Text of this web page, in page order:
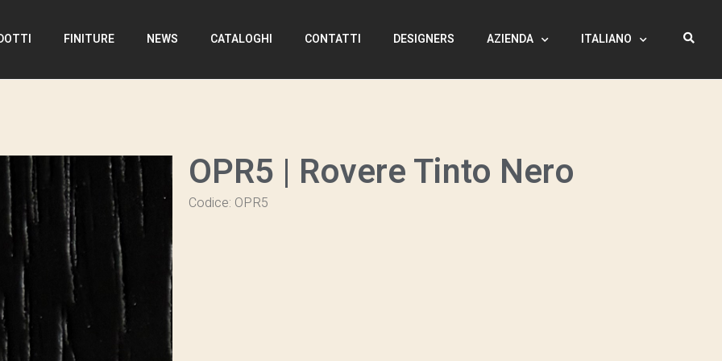
FINITURE NEWS CATALOGHI CONTATTI DESIGNERS AZIENDA ITALIANO
OPR5 | Rovere Tinto Nero
Codice: OPR5